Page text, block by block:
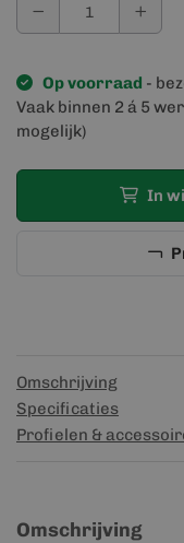
Op voorraad -
Vaak binnen 2 á 5
mogelijk)
In
Omschrijving
Specificaties
Profielen &
Omschrijving